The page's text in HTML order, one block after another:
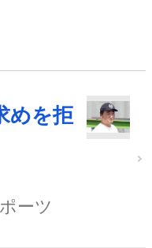
めを拒
ーツ